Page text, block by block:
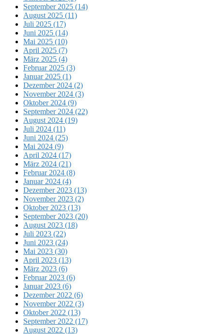
September 2025 (14)
August 2025 (11)
Juli 2025 (17)
Juni 2025 (14)
Mai 2025 (10)
April 2025 (7)
März 2025 (4)
Februar 2025 (3)
Januar 2025 (1)
Dezember 2024 (2)
November 2024 (3)
Oktober 2024 (9)
September 2024 (22)
August 2024 (19)
Juli 2024 (11)
Juni 2024 (25)
Mai 2024 (9)
April 2024 (17)
März 2024 (21)
Februar 2024 (8)
Januar 2024 (4)
Dezember 2023 (13)
November 2023 (2)
Oktober 2023 (13)
September 2023 (20)
August 2023 (18)
Juli 2023 (22)
Juni 2023 (24)
Mai 2023 (30)
April 2023 (13)
März 2023 (6)
Februar 2023 (6)
Januar 2023 (6)
Dezember 2022 (6)
November 2022 (3)
Oktober 2022 (13)
September 2022 (17)
August 2022 (13)